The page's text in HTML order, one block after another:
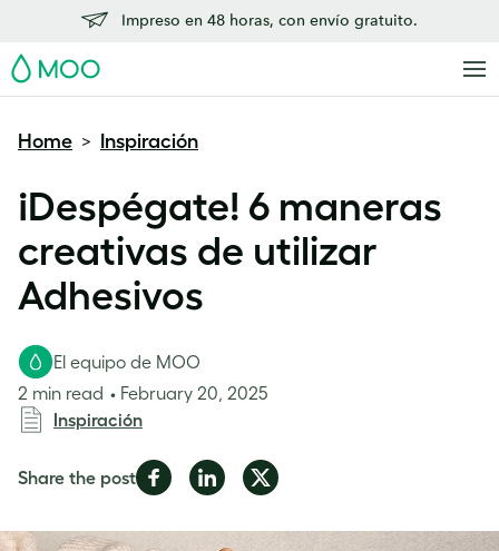
Impreso en 48 horas, con envío gratuito.
MOO
Home > Inspiración
¡Despégate! 6 maneras
creativas de utilizar
Adhesivos
El equipo de MOO
2 min read
February 20, 2025
Inspiración
Share the postShare
Facebook
Share
LinkedIn
Share
Twitter